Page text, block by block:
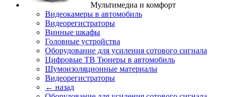
Мультимедиа и комфорт
Видеокамеры в автомобиль
Видеорегистраторы
Винные шкафы
Головные устройства
Оборудование для усиления сотового сигнала
Цифровые ТВ Тюнеры в автомобиль
Шумоизоляционные материалы
Видеорегистраторы
← назад